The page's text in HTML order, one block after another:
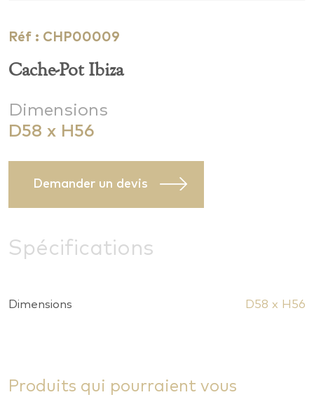
Réf : CHP00009
Cache-Pot Ibiza
Dimensions
D58 x H56
Demander un devis
Spécifications
Dimensions D58 x H56
Produits qui pourraient vous